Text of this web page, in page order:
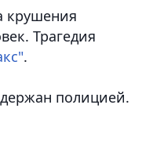
крушения
Трагедия
.
полицией.